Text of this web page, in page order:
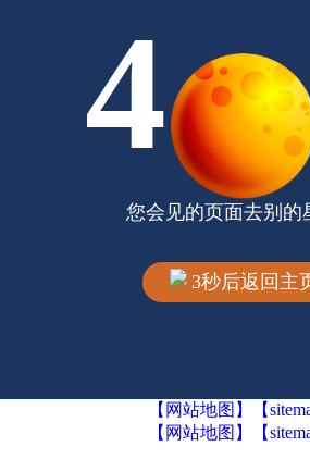
4
您会见的页面去别的
3秒后返回主
【网站地图】
【
【网站地图】
【